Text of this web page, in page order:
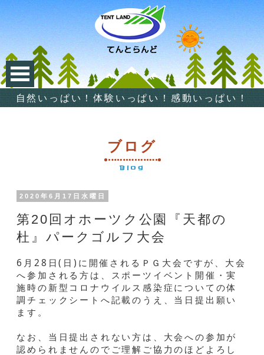
自然いっぱい！体験いっぱい！感動いっぱい！
ブログ
Blog
2020年6月17日水曜日
第20回オホーツク公園『天都の
杜』パークゴルフ大会
6月28日(日)に開催されるＰＧ大会ですが、大会
へ参加される方は、スポーツイベント開催・実
施時の新型コロナウイルス感染症についての体
調チェックシートへ記載のうえ、当日提出願い
ます。
なお、当日提出されない方は、大会への参加が
認められませんのでご理解ご協力のほどよろし